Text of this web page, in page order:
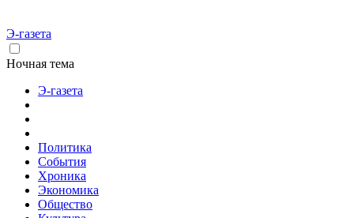
Э-газета
Ночная тема
Э-газета
Политика
События
Хроника
Экономика
Общество